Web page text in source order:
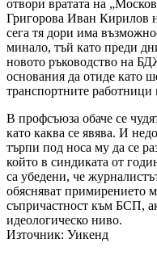
отвори вратата на
Григорова Иван Кирилов
сега тя дори има
минало, тъй като преди
новото ръководство на
основания да отиде като
транспортните работници
В профсъюза обаче се
като каква се явява. И
търпи под носа му да се
който в синдиката от
са убедени, че
обясняват примирението
съпричастност към БСП,
идеологическо ниво.
Източник: Уикенд